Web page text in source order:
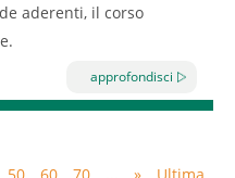
aderenti, il corso
approfondisci